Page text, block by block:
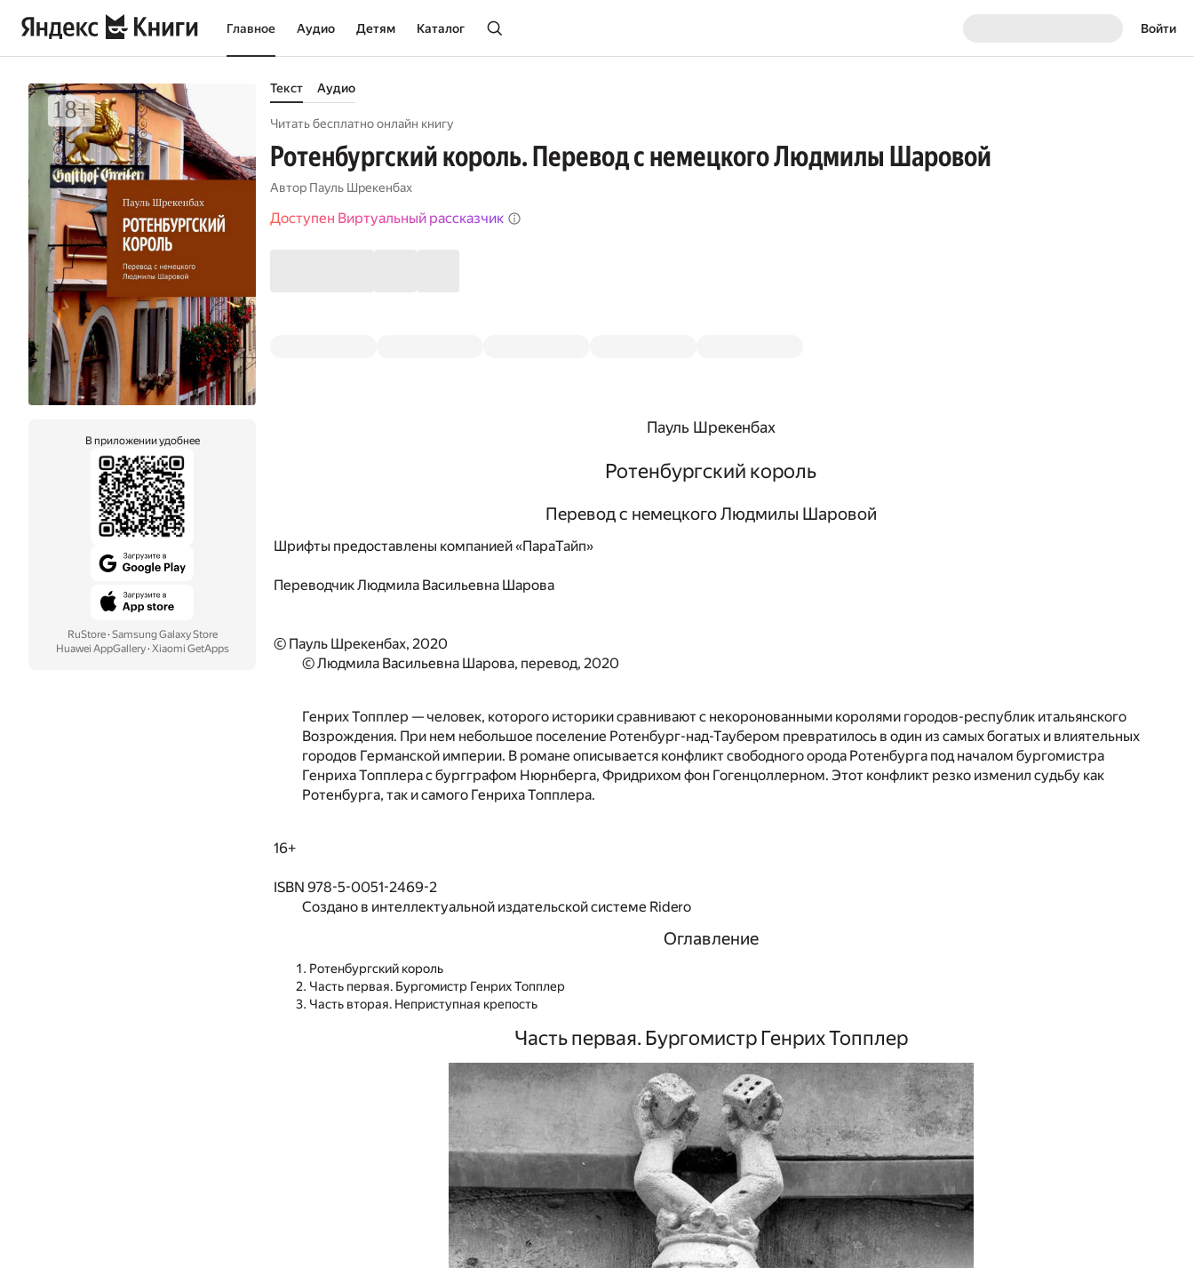
Главное Аудио Детям Каталог Войти
В приложении удобнее
RuStore· Samsung Galaxy Store
Huawei AppGallery· Xiaomi GetApps
Текст Аудио
Читать бесплатно онлайн книгу
Ротенбургский король. Перевод с немецкого Людмилы Шаровой
Автор Пауль Шрекенбаx
Доступен Виртуальный рассказчик
Пауль Шрекенбаx
Ротенбургский король
Перевод с немецкого Людмилы Шаровой
Шрифты предоставлены компанией «ПараТайп»
ПереводчикЛюдмила Васильевна Шарова
© Пауль Шрекенбаx, 2020
© Людмила Васильевна Шарова, перевод, 2020
Генрих Топплер — человек, которого историки сравнивают с некоронованными королями городов-республик итальянского
Возрождения. При нем небольшое поселение Ротенбург-над-Таубером превратилось в один из самых богатых и влиятельных
городов Германской империи. В романе описывается конфликт свободного орода Ротенбурга под началом бургомистра
Генриха Топплера с бургграфом Нюрнберга, Фридрихом фон Гогенцоллерном. Этот конфликт резко изменил судьбу как
Ротенбурга, так и самого Генриха Топплера.
16+
ISBN 978-5-0051-2469-2
Создано в интеллектуальной издательской системе Ridero
Оглавление
Ротенбургский король
Часть первая. Бургомистр Генрих Топплер
Часть вторая. Неприступная крепость
Часть первая. Бургомистр Генрих Топплер